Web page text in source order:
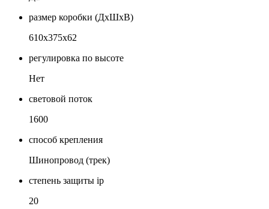
размер коробки (ДхШхВ)
610х375х62
регулировка по высоте
Нет
световой поток
1600
способ крепления
Шинопровод (трек)
степень защиты ip
20